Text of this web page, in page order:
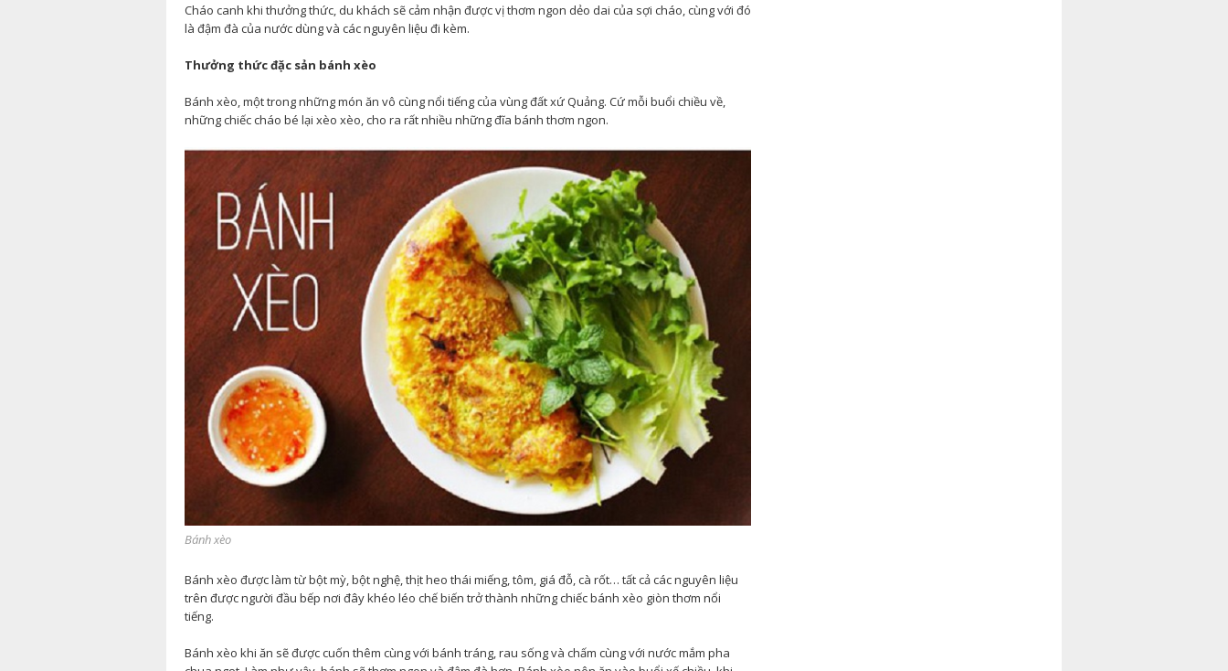
Cháo canh khi thưởng thức, du khách sẽ cảm nhận được vị thơm ngon dẻo dai của sợi cháo, cùng với đó
là đậm đà của nước dùng và các nguyên liệu đi kèm.
Thưởng thức đặc sản bánh xèo
Bánh xèo, một trong những món ăn vô cùng nổi tiếng của vùng đất xứ Quảng. Cứ mỗi buổi chiều về,
những chiếc cháo bé lại xèo xèo, cho ra rất nhiều những đĩa bánh thơm ngon.
Bánh xèo
Bánh xèo được làm từ bột mỳ, bột nghệ, thịt heo thái miếng, tôm, giá đỗ, cà rốt… tất cả các nguyên liệu
trên được người đầu bếp nơi đây khéo léo chế biến trở thành những chiếc bánh xèo giòn thơm nổi
tiếng.
Bánh xèo khi ăn sẽ được cuốn thêm cùng với bánh tráng, rau sống và chấm cùng với nước mắm pha